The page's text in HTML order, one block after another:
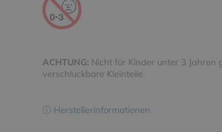
ACHTUNG: Nicht für Kinder unter 3 Jahren
verschluckbare Kleinteile.
ⓘ Herstellerinformationen